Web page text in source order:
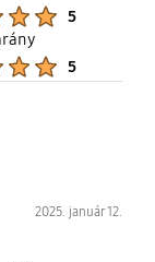
5
5
2025. január 12.